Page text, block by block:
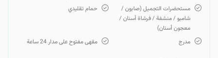
مستحضرات التجميل (صابون /
شامبو / منشفة / فرشاة أسنان /
معجون أسنان)
حمام تقليدي
مدرج مقهى مفتوح على مدار 24 ساعة